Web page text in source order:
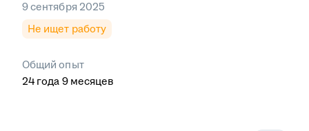
9 сентября 2025
Не ищет работу
Общий опыт
24 года 9 месяцев